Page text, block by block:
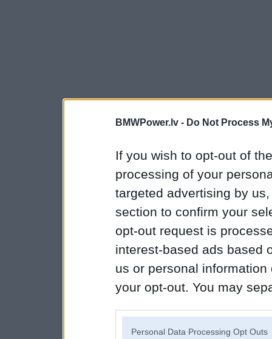
BMWPower.lv - Do Not Process
If you wish to opt-out of
processing of your
targeted advertising by
section to confirm your
opt-out request is
interest-based ads based
us or personal
your opt-out. You may
Personal Data Processing Opt Outs